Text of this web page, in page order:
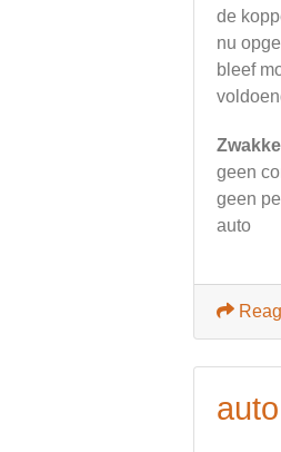
de
nu
bleef
geen
geen
auto